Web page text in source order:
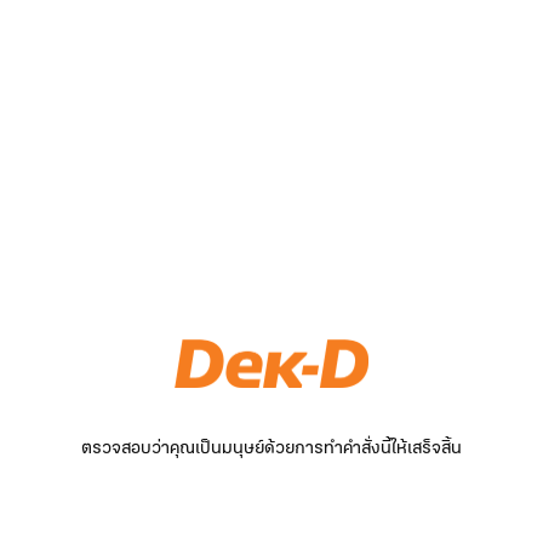
ตรวจสอบว่าคุณเป็นมนุษย์ด้วยการทำคำสั่งนี้ให้เสร็จสิ้น